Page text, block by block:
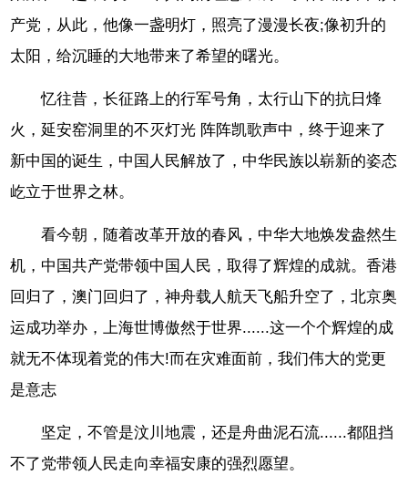
产党，从此，他像一盏明灯，照亮了漫漫长夜;像初升的
太阳，给沉睡的大地带来了希望的曙光。
忆往昔，长征路上的行军号角，太行山下的抗日烽
火，延安窑洞里的不灭灯光 阵阵凯歌声中，终于迎来了
新中国的诞生，中国人民解放了，中华民族以崭新的姿态
屹立于世界之林。
看今朝，随着改革开放的春风，中华大地焕发盎然生
机，中国共产党带领中国人民，取得了辉煌的成就。香港
回归了，澳门回归了，神舟载人航天飞船升空了，北京奥
运成功举办，上海世博傲然于世界......这一个个辉煌的成
就无不体现着党的伟大!而在灾难面前，我们伟大的党更
是意志
坚定，不管是汶川地震，还是舟曲泥石流......都阻挡
不了党带领人民走向幸福安康的强烈愿望。